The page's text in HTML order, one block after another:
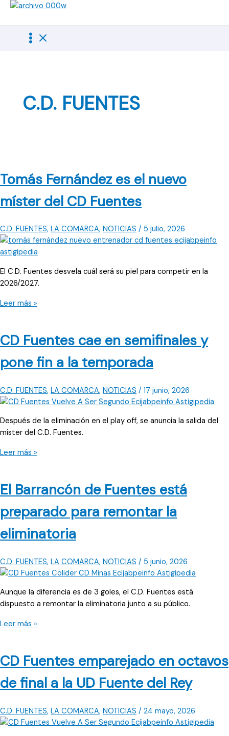
C.D. FUENTES
Tomás Fernández es el nuevo
míster del CD Fuentes
C.D. FUENTES, LA COMARCA, NOTICIAS / 5 julio, 2026
El C.D. Fuentes desvela cuál será su piel para competir en la
2026/2027.
Tomás
el
nuevo
míster
CD
Fuentes
Leer más »
CD Fuentes cae en semifinales y
pone fin a la temporada
C.D. FUENTES, LA COMARCA, NOTICIAS / 17 junio, 2026
Después de la eliminación en el play off, se anuncia la salida del
míster del C.D. Fuentes.
CD
en
y
fin
la
temporada
Leer más »
El Barrancón de Fuentes está
preparado para remontar la
eliminatoria
C.D. FUENTES, LA COMARCA, NOTICIAS / 5 junio, 2026
Aunque la diferencia es de 3 goles, el C.D. Fuentes está
dispuesto a remontar la eliminatoria junto a su público.
El
Fuentes
preparado
remontar
la
Leer más »
CD Fuentes emparejado en octavos
de final a la UD Fuente del Rey
C.D. FUENTES, LA COMARCA, NOTICIAS / 24 mayo, 2026